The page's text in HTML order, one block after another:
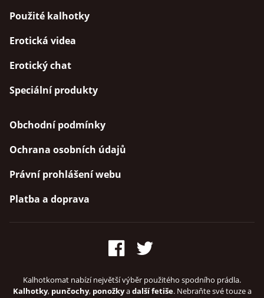
Použité kalhotky
Erotická videa
Erotický chat
Speciální produkty
Obchodní podmínky
Ochrana osobních údajů
Právní prohlášení webu
Platba a doprava
Kalhotkomat nabízí největší výběr použitého spodního prádla.
Kalhotky, punčochy, ponožkyadalší fetiše. Nebraňte své touze a